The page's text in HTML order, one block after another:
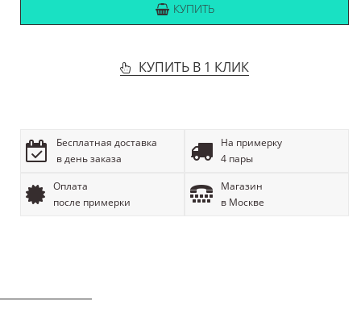
КУПИТЬ
КУПИТЬ В 1 КЛИК
Бесплатная доставка
в день заказа
На примерку
4 пары
Оплата
после примерки
Магазин
в Москве